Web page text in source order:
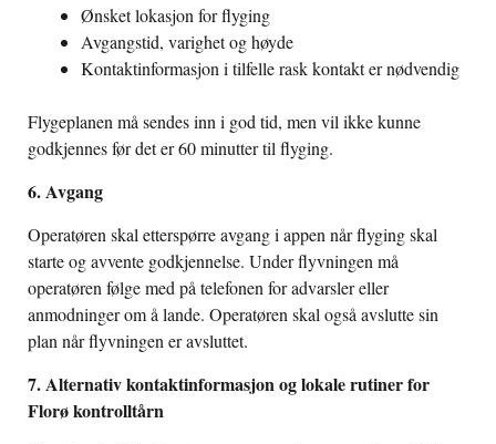
Ønsket lokasjon for flyging
Avgangstid, varighet og høyde
Kontaktinformasjon i tilfelle rask kontakt er nødvendig
Flygeplanen må sendes inn i god tid, men vil ikke kunne
godkjennes før det er 60 minutter til flyging.
6. Avgang
Operatøren skal etterspørre avgang i appen når flyging skal
starte og avvente godkjennelse. Under flyvningen må
operatøren følge med på telefonen for advarsler eller
anmodninger om å lande. Operatøren skal også avslutte sin
plan når flyvningen er avsluttet.
7. Alternativ kontaktinformasjon og lokale rutiner for
Florø kontrolltårn